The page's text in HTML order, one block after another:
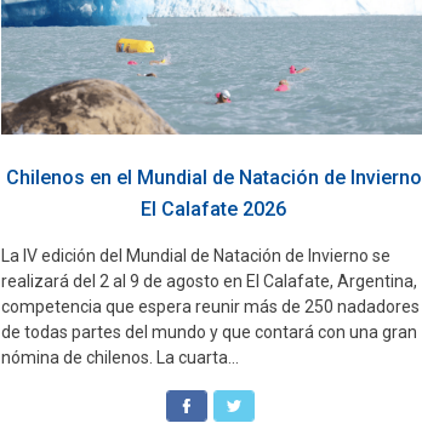
Chilenos en el Mundial de Natación de Invierno
El Calafate 2026
La IV edición del Mundial de Natación de Invierno se
realizará del 2 al 9 de agosto en El Calafate, Argentina,
competencia que espera reunir más de 250 nadadores
de todas partes del mundo y que contará con una gran
nómina de chilenos. La cuarta...